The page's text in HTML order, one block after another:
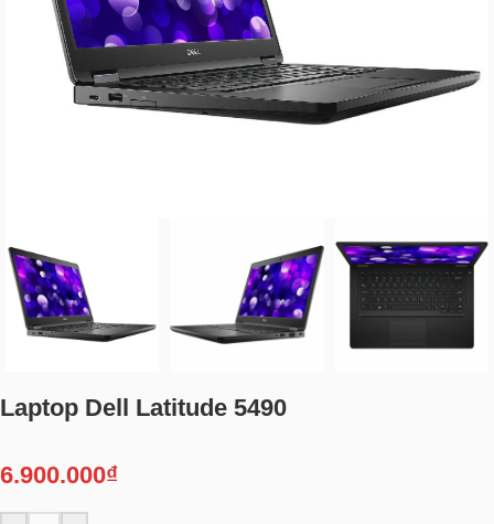
Laptop Dell Latitude 5490
6.900.000₫